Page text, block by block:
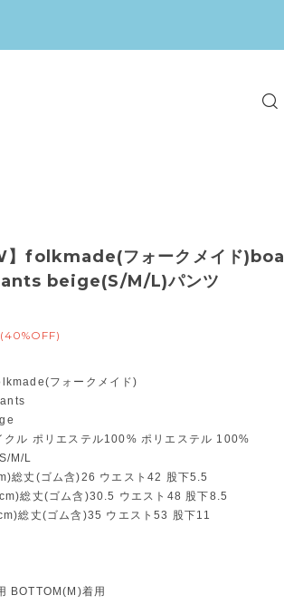
】folkmade(フォークメイド)boa
beige(S/M/L)パンツ
(40%OFF)
フォークメイド)
クル ポリエステル100% ポリエステル 100%
M/L
総丈(ゴム含)26 ウエスト42 股下5.5
総丈(ゴム含)30.5 ウエスト48 股下8.5
総丈(ゴム含)35 ウエスト53 股下11
BOTTOM(M)着用